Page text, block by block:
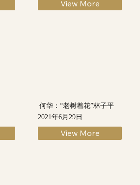
View More
何华：“老树着花”林子平
2021年6月29日
View More